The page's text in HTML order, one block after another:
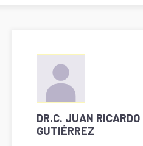
DR.C. JUAN RICARDO
GUTIÉRREZ